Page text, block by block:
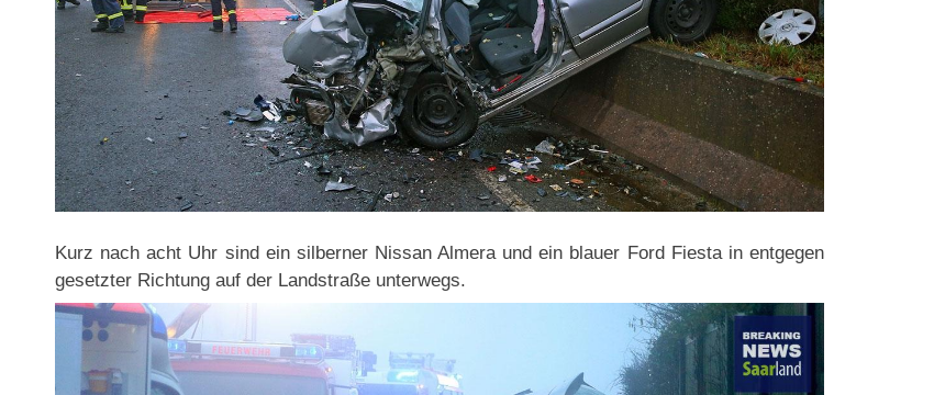
Kurz nach acht Uhr sind ein silberner Nissan Almera und ein blauer Ford Fiesta in entgegen
gesetzter Richtung auf der Landstraße unterwegs.